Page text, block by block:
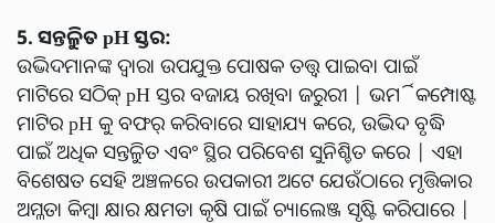
5. ସନ୍ତୁଳିତ pH ସ୍ତର:
ଉଦ୍ଭିଦମାନଙ୍କ ଦ୍ୱାରା ଉପଯୁକ୍ତ ପୋଷକ ତତ୍ତ୍ୱ ପାଇବା ପାଇଁ
ମାଟିରେ ସଠିକ୍ pH ସ୍ତର ବଜାୟ ରଖିବା ଜରୁରୀ | ଭର୍ମିକମ୍ପୋଷ୍ଟ
ମାଟିର pH କୁ ବଫର୍ କରିବାରେ ସାହାଯ୍ୟ କରେ, ଉଦ୍ଭିଦ ବୃଦ୍ଧି
ପାଇଁ ଅଧିକ ସନ୍ତୁଳିତ ଏବଂ ସ୍ଥିର ପରିବେଶ ସୁନିଶ୍ଚିତ କରେ | ଏହା
ବିଶେଷତ ସେହି ଅଞ୍ଚଳରେ ଉପକାରୀ ଅଟେ ଯେଉଁଠାରେ ମୃତ୍ତିକାର
ଅମ୍ଳତା କିମ୍ବା କ୍ଷାର କ୍ଷମତା କୃଷି ପାଇଁ ଚ୍ୟାଲେଞ୍ଜ ସୃଷ୍ଟି କରିପାରେ |